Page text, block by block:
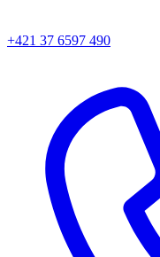
+421 37 6597 490